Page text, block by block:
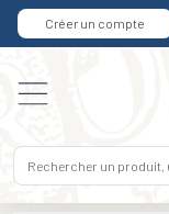
Créer un compte